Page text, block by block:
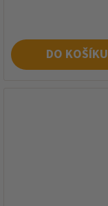
DO KOŠÍKU